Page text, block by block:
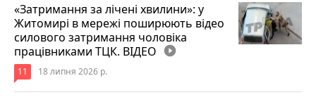
«Затримання за лічені хвилини»: у
Житомирі в мережі поширюють відео
силового затримання чоловіка
працівниками ТЦК. ВІДЕО play_circle_filled
11 18 липня 2026 р.